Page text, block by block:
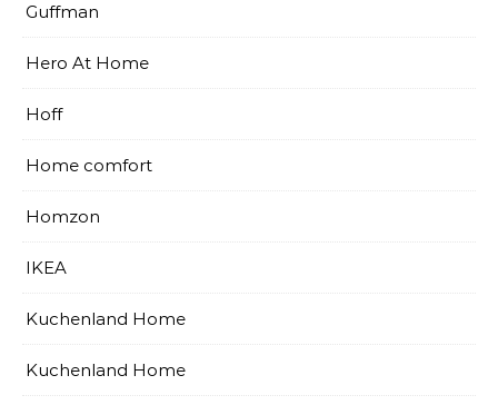
Guffman
Hero At Home
Hoff
Home comfort
Homzon
IKEA
Kuchenland Home
Kuchenland Home